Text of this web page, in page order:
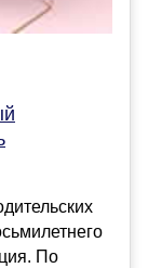
По